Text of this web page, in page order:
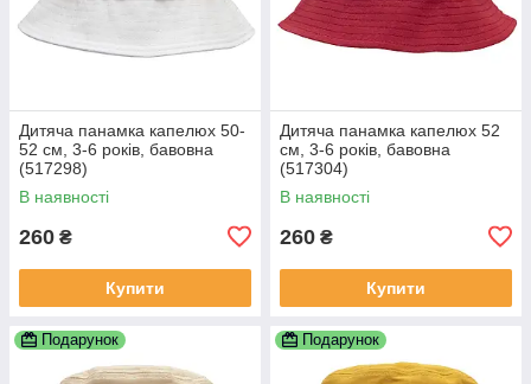
Дитяча панамка капелюх 50-
52 см, 3-6 років, бавовна
(517298)
В наявності
260 ₴
Купити
Дитяча панамка капелюх 52
см, 3-6 років, бавовна
(517304)
В наявності
260 ₴
Купити
Подарунок Подарунок